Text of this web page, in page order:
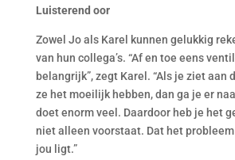
Luisterend oor
Zowel Jo als Karel kunnen gelukkig
van hun collega’s. “Af en toe eens
belangrijk”, zegt Karel. “Als je ziet aan
ze het moeilijk hebben, dan ga je er
doet enorm veel. Daardoor heb je het
niet alleen voorstaat. Dat het
jou ligt.”